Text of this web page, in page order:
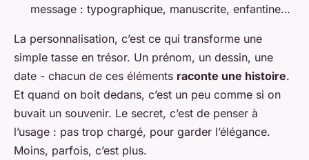
message : typographique, manuscrite, enfantine…
La personnalisation, c’est ce qui transforme une
simple tasse en trésor. Un prénom, un dessin, une
date - chacun de ces éléments raconte une histoire.
Et quand on boit dedans, c’est un peu comme si on
buvait un souvenir. Le secret, c’est de penser à
l’usage : pas trop chargé, pour garder l’élégance.
Moins, parfois, c’est plus.